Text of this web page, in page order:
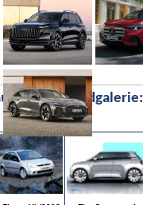
unserer Bildgalerie: